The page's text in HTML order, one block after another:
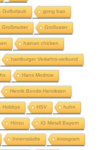
Golfurlaub gong bao
Großmutter Großvater
hainan chicken
hamburger Verkehrs-verbund
Hans Modrow
Henrik Bonde-Henriksen
Hobbys HSV huhn
Hörzu IG Metall Bayern
Innenstädte instagram